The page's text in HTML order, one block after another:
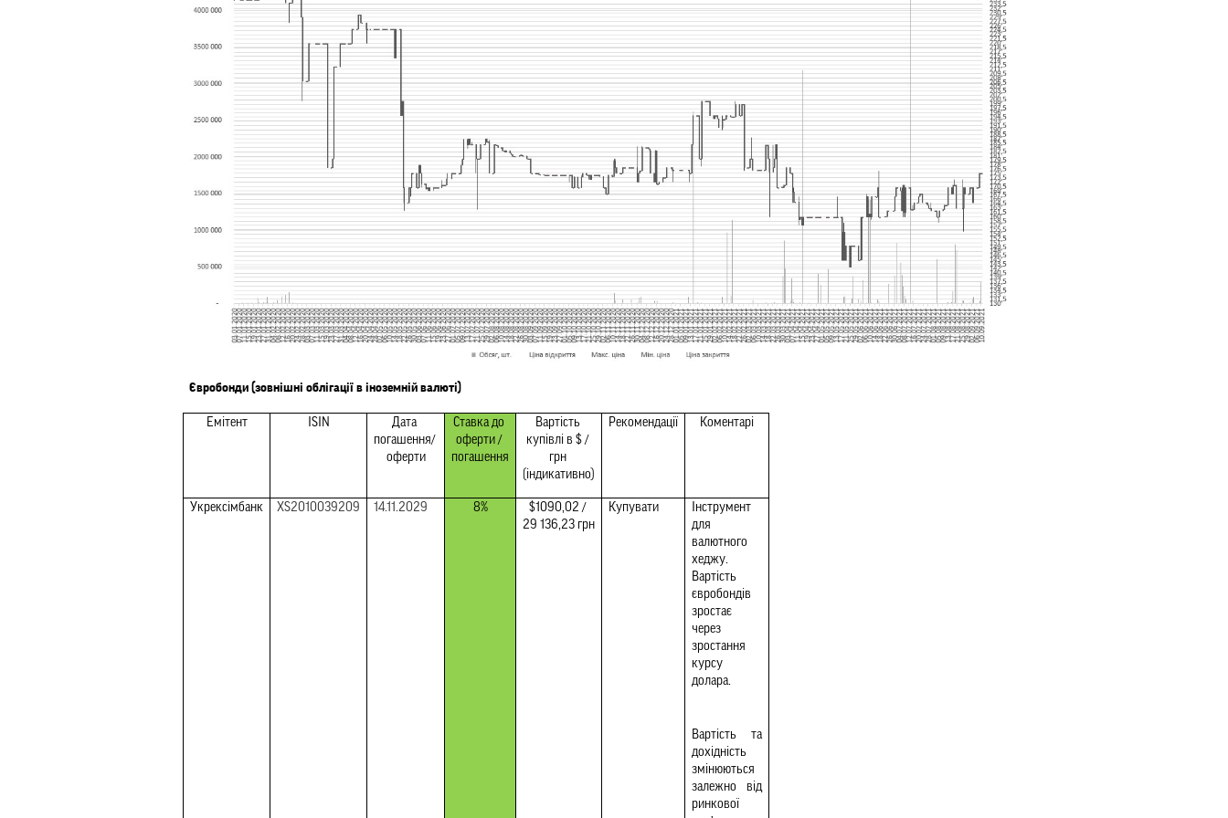
Євробонди (зовнішні облігації в іноземній валюті)
Емітент ISIN
Дата
погашення/
оферти
Ставка до
оферти /
погашення
Вартість
купівлі в $ /
грн
(індикативно)
Рекомендації Коментарі
Укрексімбанк XS2010039209 14.11.2029 8%
$1090,02 /
29 136,23 грн
Купувати
Інструмент
для
валютного
хеджу.
Вартість
євробондів
зростає
через
зростання
курсу
долара.
Вартість та
дохідність
змінюються
залежно від
ринкової